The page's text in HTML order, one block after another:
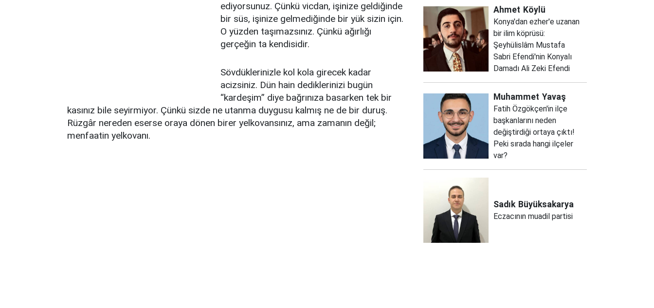
ediyorsunuz. Çünkü vicdan, işinize geldiğinde
bir süs, işinize gelmediğinde bir yük sizin için.
O yüzden taşımazsınız. Çünkü ağırlığı
gerçeğin ta kendisidir.
Sövdüklerinizle kol kola girecek kadar
acizsiniz. Dün hain dediklerinizi bugün
“kardeşim” diye bağrınıza basarken tek bir
kasınız bile seyirmiyor. Çünkü sizde ne utanma duygusu kalmış ne de bir duruş.
Rüzgâr nereden eserse oraya dönen birer yelkovansınız, ama zamanın değil;
menfaatin yelkovanı.
Ahmet Köylü
Konya'dan ezher'e uzanan
bir ilim köprüsü:
Şeyhülislâm Mustafa
Sabri Efendi'nin Konyalı
Damadı Ali Zeki Efendi
Muhammet Yavaş
Fatih Özgökçen'in ilçe
başkanlarını neden
değiştirdiği ortaya çıktı!
Peki sırada hangi ilçeler
var?
Sadık Büyüksakarya
Eczacının muadil partisi